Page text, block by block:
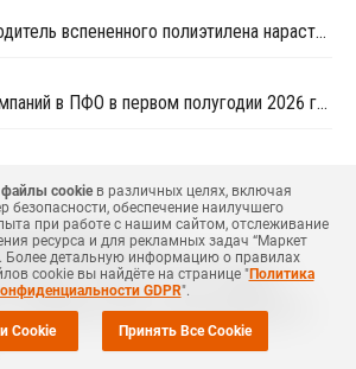
Удмуртский производитель вспененного полиэтилена нарастит выпуск на 15%
Число закрытых компаний в ПФО в первом полугодии 2026 года вдвое превысило число новых
труб "СЛТ Аква"
акций сыну президента
cookieв различных целях, включая
безопасности, обеспечение наилучшего
при работе с нашим сайтом, отслеживание
ресурса и для рекламных задач “Маркет
Более детальную информацию о правилах
cookie вы найдёте на странице "Политика
GDPR".
Cookie Принять Все Cookie